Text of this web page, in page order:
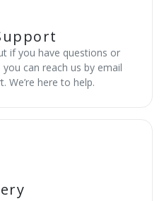
if you have questions or
can reach us by email
We’re here to help.